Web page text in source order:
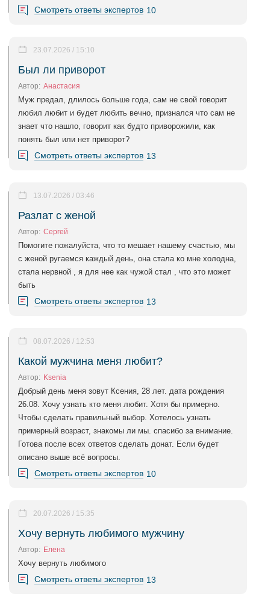
Смотреть ответы экспертов 10
Был ли приворот
23.07.2026 / 15:10
Автор: Анастасия
Муж предал, длилось больше года, сам не свой говорит
любил любит и будет любить вечно, признался что сам не
знает что нашло, говорит как будто приворожили, как
понять был или нет приворот?
Смотреть ответы экспертов 13
Разлат с женой
13.07.2026 / 03:46
Автор: Сергей
Помогите пожалуйста, что то мешает нашему счастью, мы
с женой ругаемся каждый день, она стала ко мне холодна,
стала нервной , я для нее как чужой стал , что это может
быть
Смотреть ответы экспертов 13
Какой мужчина меня любит?
08.07.2026 / 12:53
Автор: Ksenia
Добрый день меня зовут Ксения, 28 лет. дата рождения
26.08. Хочу узнать кто меня любит. Хотя бы примерно.
Чтобы сделать правильный выбор. Хотелось узнать
примерный возраст, знакомы ли мы. спасибо за внимание.
Готова после всех ответов сделать донат. Если будет
описано выше всё вопросы.
Смотреть ответы экспертов 10
Хочу вернуть любимого мужчину
20.07.2026 / 15:35
Автор: Елена
Хочу вернуть любимого
Смотреть ответы экспертов 13